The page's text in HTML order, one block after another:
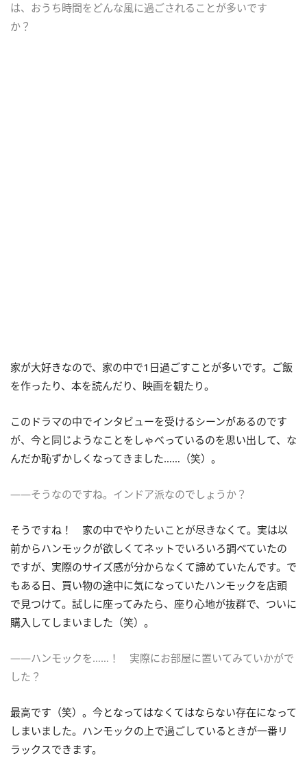
は、おうち時間をどんな風に過ごされることが多いです
か？
家が大好きなので、家の中で1日過ごすことが多いです。ご飯
を作ったり、本を読んだり、映画を観たり。
このドラマの中でインタビューを受けるシーンがあるのです
が、今と同じようなことをしゃべっているのを思い出して、な
んだか恥ずかしくなってきました……（笑）。
――そうなのですね。インドア派なのでしょうか？
そうですね！ 家の中でやりたいことが尽きなくて。実は以
前からハンモックが欲しくてネットでいろいろ調べていたの
ですが、実際のサイズ感が分からなくて諦めていたんです。で
もある日、買い物の途中に気になっていたハンモックを店頭
で見つけて。試しに座ってみたら、座り心地が抜群で、ついに
購入してしまいました（笑）。
――ハンモックを……！ 実際にお部屋に置いてみていかがで
した？
最高です（笑）。今となってはなくてはならない存在になって
しまいました。ハンモックの上で過ごしているときが一番リ
ラックスできます。